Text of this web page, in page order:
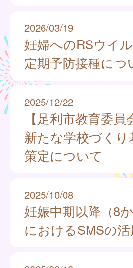
2026/03/19
妊婦へのRSウイ
定期予防接種につ
2025/12/22
【足利市教育委員
新たな学校づくり
策定について
2025/10/08
妊娠中期以降（8
におけるSMSの